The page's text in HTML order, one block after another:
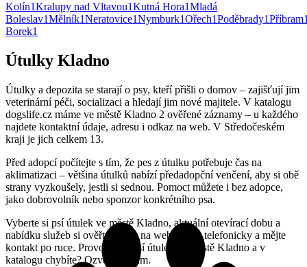
Kolín1Kralupy nad Vltavou1Kutná Hora1Mladá
Boleslav1Mělník1Neratovice1Nymburk1Ořech1Poděbrady1Příbram
Borek1
Útulky Kladno
Útulky a depozita se starají o psy, kteří přišli o domov – zajišťují jim
veterinární péči, socializaci a hledají jim nové majitele. V katalogu
dogslife.cz máme ve městě Kladno 2 ověřené záznamy – u každého
najdete kontaktní údaje, adresu i odkaz na web. V Středočeském
kraji je jich celkem 13.
Před adopcí počítejte s tím, že pes z útulku potřebuje čas na
aklimatizaci – většina útulků nabízí předadopční venčení, aby si obě
strany vyzkoušely, jestli si sednou. Pomoct můžete i bez adopce,
jako dobrovolník nebo sponzor konkrétního psa.
Vyberte si psí útulek ve městě Kladno, aktuální otevírací dobu a
nabídku služeb si ověřte přímo na webu nebo telefonicky a mějte
kontakt po ruce. Provozujete psí útulek ve městě Kladno a v
katalogu chybíte? Ozvěte se nám.